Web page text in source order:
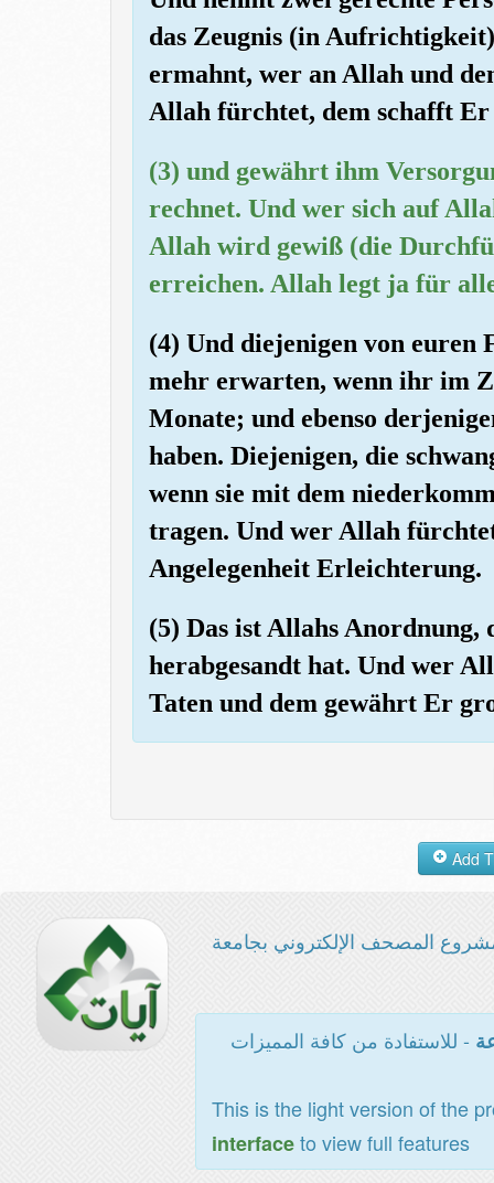
das Zeugnis (in
ermahnt, wer an Allah und
Allah fürchtet, dem schafft Er
(3) und gewährt ihm
rechnet. Und wer sich auf
Allah wird gewiß (die
erreichen. Allah legt ja für
(4) Und diejenigen von euren
mehr erwarten, wenn ihr im
Monate; und ebenso
haben. Diejenigen, die
wenn sie mit dem
tragen. Und wer Allah
Angelegenheit Erleichterung.
(5) Das ist Allahs
herabgesandt hat. Und wer
Taten und dem gewährt Er
المصحف الإلكتروني بجامعة
- للاستفادة من كافة المميزات
This is the light version of the
interfaceto view full features